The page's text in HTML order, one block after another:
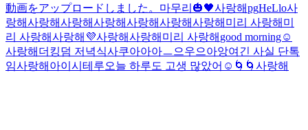
動画をアップロードしました。 마무리🎃🖤사랑해pgHeLlo사
랑해사랑해사랑해사랑해사랑해사랑해사랑해 미리 사랑해 미
리 사랑해사랑해 💜사랑해사랑해 미리 사랑해 good morning☺️
사랑해 더킹덤 저녁식사쿠아아아ㅡ으우으아앙여긴 사실 단톡
임사랑해 아이시테루오늘 하루도 고생 많았어☺️ 🌀🌀 사랑해